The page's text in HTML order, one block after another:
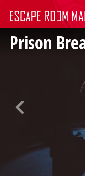
Prison